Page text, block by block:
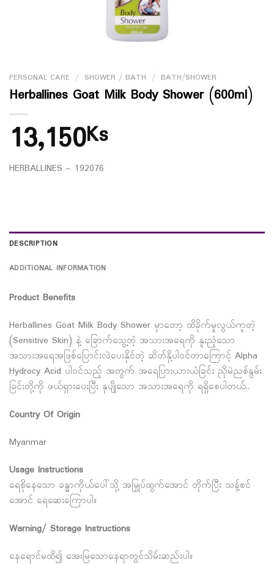
PERSONAL CARE / SHOWER / BATH / BATH/SHOWER
Herballines Goat Milk Body Shower (600ml)
13,150Ks
HERBALLINES – 192076
DESCRIPTION
ADDITIONAL INFORMATION
Product Benefits
Herballines Goat Milk Body Shower မှာတော့ ထိခိုက်မှုလွယ်ကူတဲ့
(Sensitive Skin) နဲ့ ခြောက်သွေ့တဲ့ အသားအရေကို နူးညံ့သော
အသားအရေအဖြစ်ပြောင်းလဲပေးနိုင်တဲ့ ဆိတ်နို့ပါဝင်တာကြောင့် Alpha
Hydrocy Acid ပါဝင်သည့် အတွက် အရေပြားယားယံခြင်း ညိုမဲညစ်နွမ်း
ခြင်းတို့ကို ဖယ်ရှားပေးပြီး နုပျိုသော အသားအရေကို ရရှိစေပါတယ်..
Country Of Origin
Myanmar
Usage Instructions
ရေစိုနေသော ခန္ဓာကိုယ်ပေါ်သို့ အမြှုပ်ထွက်အောင် တိုက်ပြီး သန့်စင်
အောင် ရေဆေးကြောပါ။
Warning/ Storage Instructions
နေရောင်မထိ၍ အေးမြသောနေရာတွင်သိမ်းဆည်းပါ။